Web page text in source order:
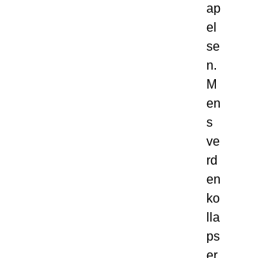
ap
el
se
n.
M
en
s
ve
rd
en
ko
lla
ps
er